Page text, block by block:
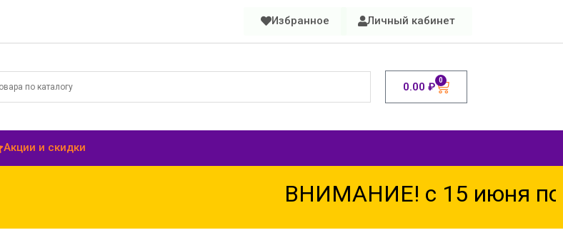
Избранное Личный кабинет
0.00 ₽ 0
Акции и скидки
ВНИМАНИЕ! с 15 июня по